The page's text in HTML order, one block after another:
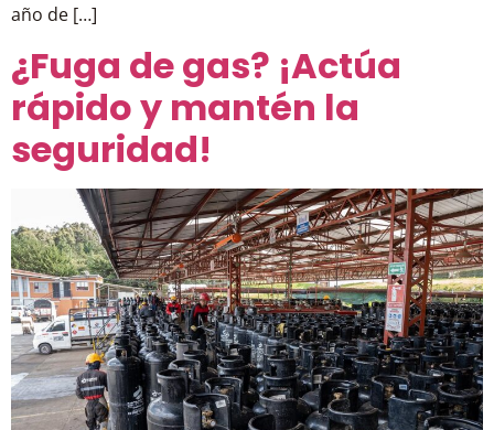
año de […]
¿Fuga de gas? ¡Actúa
rápido y mantén la
seguridad!